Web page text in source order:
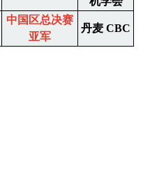
中国区总决赛
亚军
丹麦 CBC